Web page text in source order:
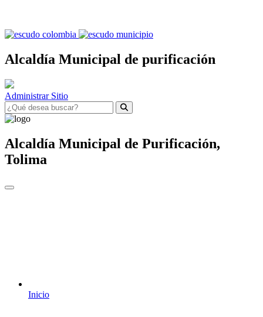
Alcaldía Municipal de purificación
Administrar Sitio
Alcaldía Municipal de Purificación,
Tolima
Inicio